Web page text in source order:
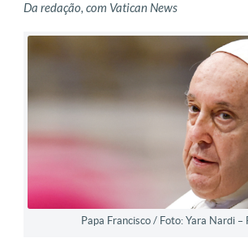
Da redação, com Vatican News
Papa Francisco / Foto: Yara Nardi –